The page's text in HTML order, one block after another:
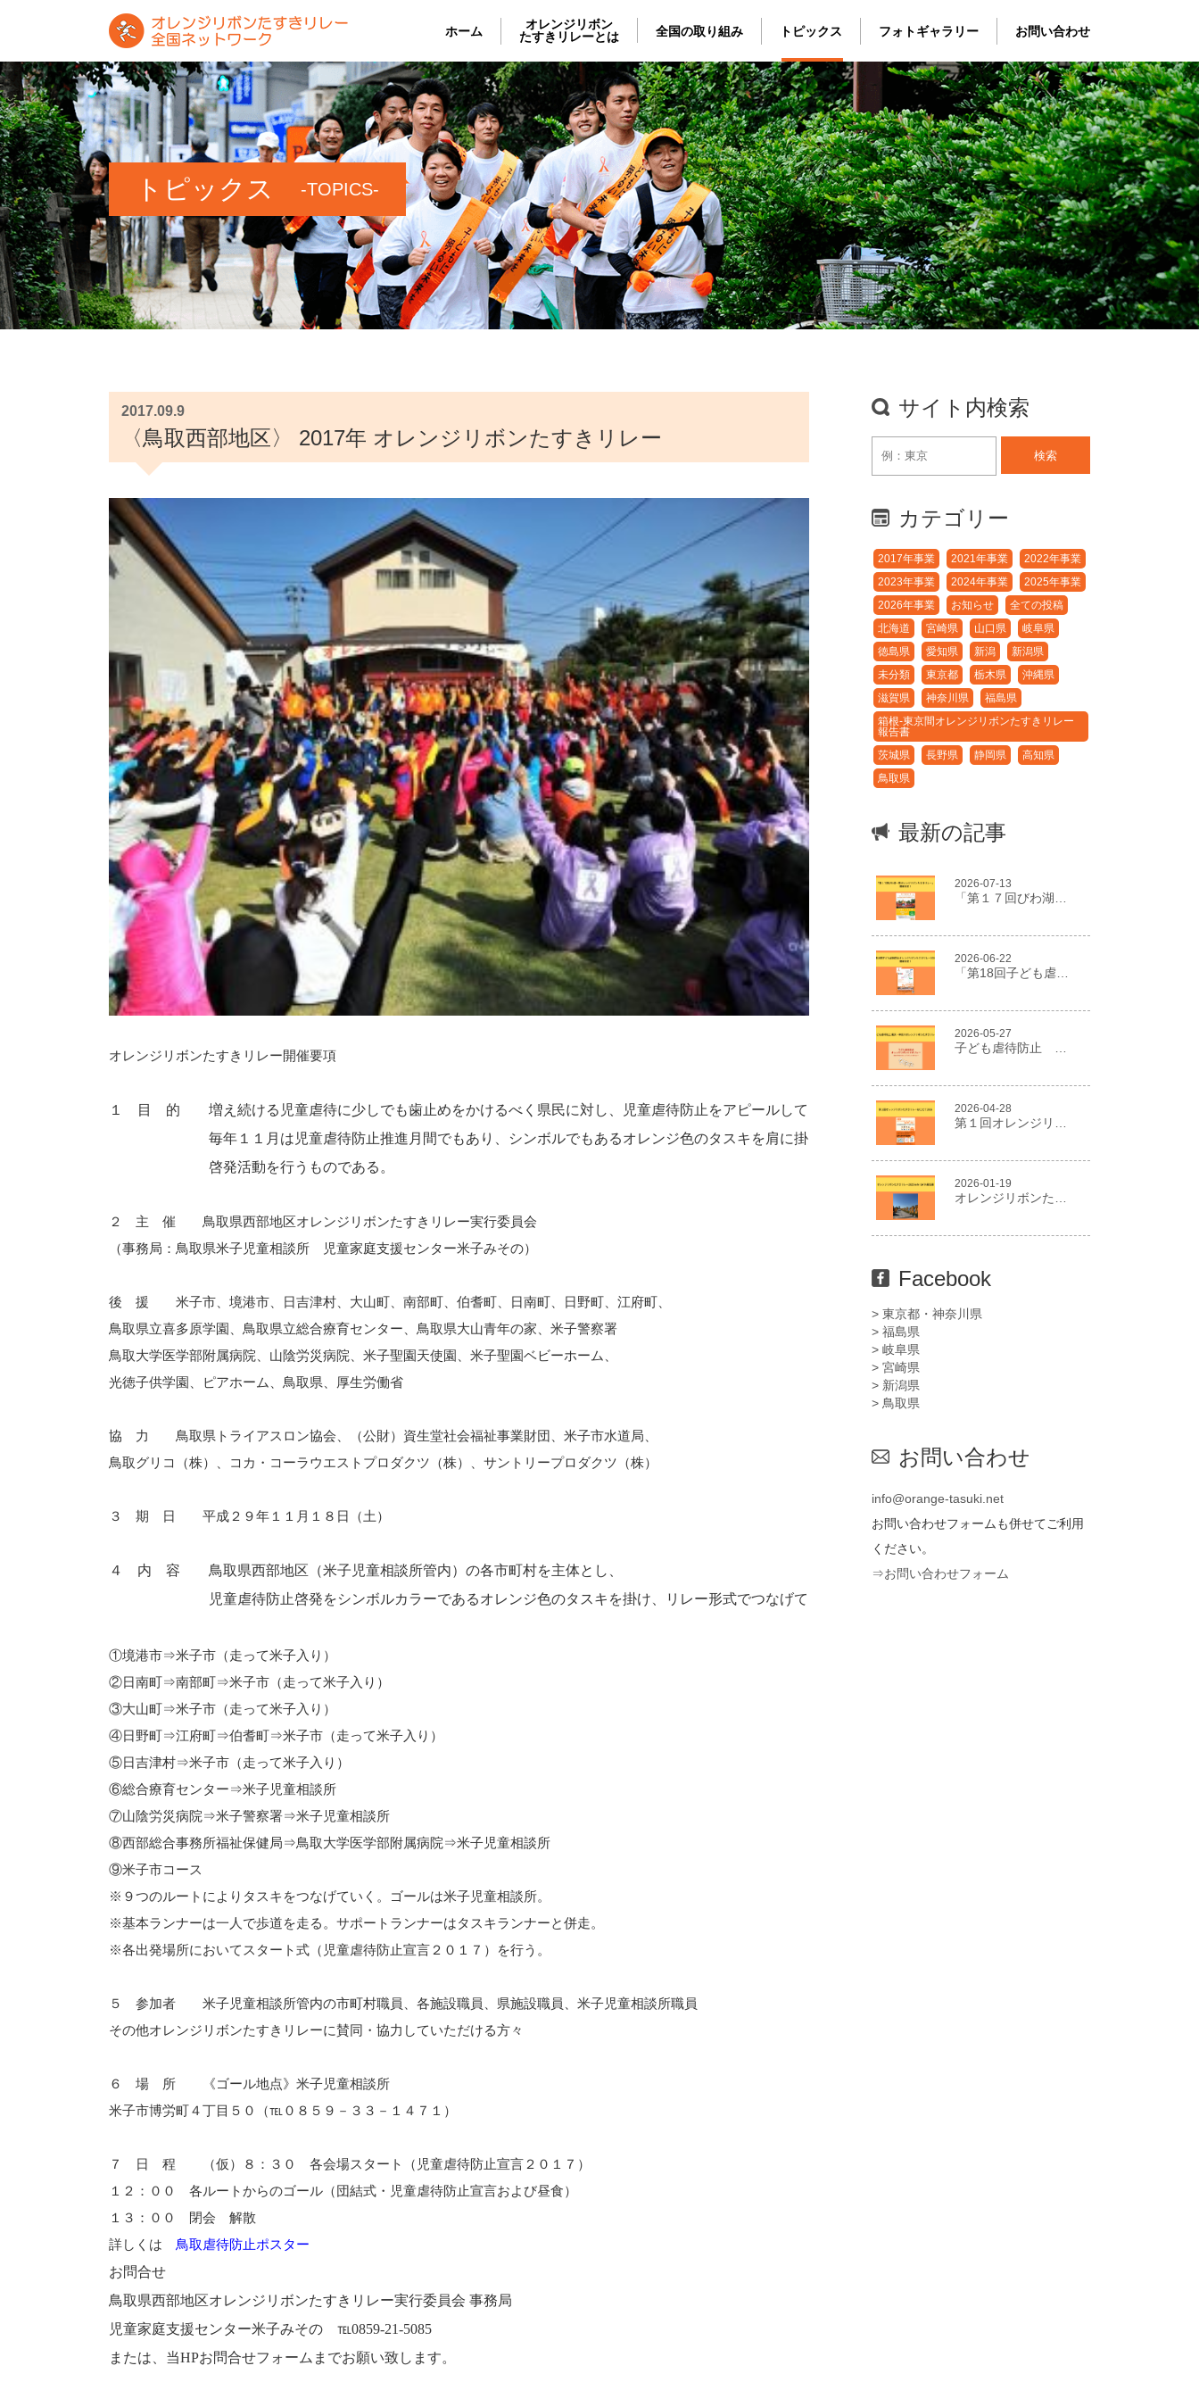
ホーム
オレンジリボン
たすきリレーとは
全国の取り組み トピックス フォトギャラリー お問い合わせ
トピックス -TOPICS-
2017.09.9
〈鳥取西部地区〉 2017年 オレンジリボンたすきリレー
オレンジリボンたすきリレー開催要項
１　目　的　　増え続ける児童虐待に少しでも歯止めをかけるべく県民に対し、児童虐待防止をアピールしていく。
毎年１１月は児童虐待防止推進月間でもあり、シンボルでもあるオレンジ色のタスキを肩に掛け、
啓発活動を行うものである。
２ 主 催 鳥取県西部地区オレンジリボンたすきリレー実行委員会
（事務局：鳥取県米子児童相談所 児童家庭支援センター米子みその）
後 援 米子市、境港市、日吉津村、大山町、南部町、伯耆町、日南町、日野町、江府町、
鳥取県立喜多原学園、鳥取県立総合療育センター、鳥取県大山青年の家、米子警察署
鳥取大学医学部附属病院、山陰労災病院、米子聖園天使園、米子聖園ベビーホーム、
光徳子供学園、ピアホーム、鳥取県、厚生労働省
協 力 鳥取県トライアスロン協会、（公財）資生堂社会福祉事業財団、米子市水道局、
鳥取グリコ（株）、コカ・コーラウエストプロダクツ（株）、サントリープロダクツ（株）
３ 期 日 平成２９年１１月１８日（土）
４　内　容　　鳥取県西部地区（米子児童相談所管内）の各市町村を主体とし、
児童虐待防止啓発をシンボルカラーであるオレンジ色のタスキを掛け、リレー形式でつなげていく。
①境港市⇒米子市（走って米子入り）
②日南町⇒南部町⇒米子市（走って米子入り）
③大山町⇒米子市（走って米子入り）
④日野町⇒江府町⇒伯耆町⇒米子市（走って米子入り）
⑤日吉津村⇒米子市（走って米子入り）
⑥総合療育センター⇒米子児童相談所
⑦山陰労災病院⇒米子警察署⇒米子児童相談所
⑧西部総合事務所福祉保健局⇒鳥取大学医学部附属病院⇒米子児童相談所
⑨米子市コース
※９つのルートによりタスキをつなげていく。ゴールは米子児童相談所。
※基本ランナーは一人で歩道を走る。サポートランナーはタスキランナーと併走。
※各出発場所においてスタート式（児童虐待防止宣言２０１７）を行う。
５ 参加者 米子児童相談所管内の市町村職員、各施設職員、県施設職員、米子児童相談所職員
その他オレンジリボンたすきリレーに賛同・協力していただける方々
６ 場 所 《ゴール地点》米子児童相談所
米子市博労町４丁目５０（℡０８５９－３３－１４７１）
７ 日 程 （仮）８：３０ 各会場スタート（児童虐待防止宣言２０１７）
１２：００ 各ルートからのゴール（団結式・児童虐待防止宣言および昼食）
１３：００ 閉会 解散
詳しくは 鳥取虐待防止ポスター
お問合せ
鳥取県西部地区オレンジリボンたすきリレー実行委員会 事務局
児童家庭支援センター米子みその　℡0859-21-5085
または、当HPお問合せフォームまでお願い致します。
サイト内検索
検索
カテゴリー
2017年事業 2021年事業
2022年事業
2023年事業
2024年事業
2025年事業
2026年事業
お知らせ
全ての投稿
北海道
宮崎県 山口県
岐阜県
徳島県
愛知県 新潟
新潟県
未分類
東京都 栃木県
沖縄県
滋賀県
神奈川県
福島県
箱根-東京間オレンジリボンたすきリレー
報告書
茨城県
長野県 静岡県
高知県
鳥取県
最新の記事
2026-07-13
2026-06-22
2026-05-27
2026-04-28
2026-01-19
Facebook
> 東京都・神奈川県
> 福島県
> 岐阜県
> 宮崎県
> 新潟県
> 鳥取県
お問い合わせ
info@orange-tasuki.net
お問い合わせフォームも併せてご利用
ください。
⇒お問い合わせフォーム